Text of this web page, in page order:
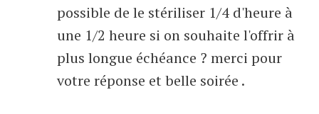
possible de le stériliser 1/4 d'heure à
une 1/2 heure si on souhaite l'offrir à
plus longue échéance ? merci pour
votre réponse et belle soirée .